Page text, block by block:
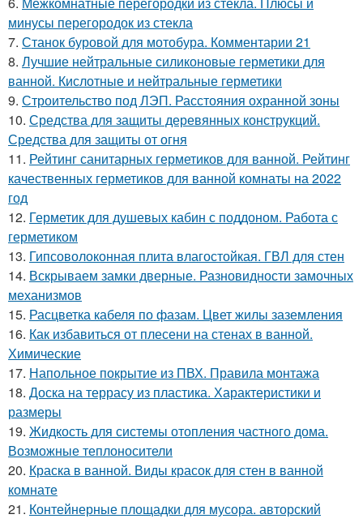
минусы перегородок из стекла
7. Станок буровой для мотобура. Комментарии 21
8. Лучшие нейтральные силиконовые герметики для
ванной. Кислотные и нейтральные герметики
9. Строительство под ЛЭП. Расстояния охранной зоны
10. Средства для защиты деревянных конструкций.
Средства для защиты от огня
11. Рейтинг санитарных герметиков для ванной. Рейтинг
качественных герметиков для ванной комнаты на 2022
год
12. Герметик для душевых кабин с поддоном. Работа с
герметиком
13. Гипсоволоконная плита влагостойкая. ГВЛ для стен
14. Вскрываем замки дверные. Разновидности замочных
механизмов
15. Расцветка кабеля по фазам. Цвет жилы заземления
16. Как избавиться от плесени на стенах в ванной.
Химические
17. Напольное покрытие из ПВХ. Правила монтажа
18. Доска на террасу из пластика. Характеристики и
размеры
19. Жидкость для системы отопления частного дома.
Возможные теплоносители
20. Краска в ванной. Виды красок для стен в ванной
комнате
21. Контейнерные площадки для мусора. авторский